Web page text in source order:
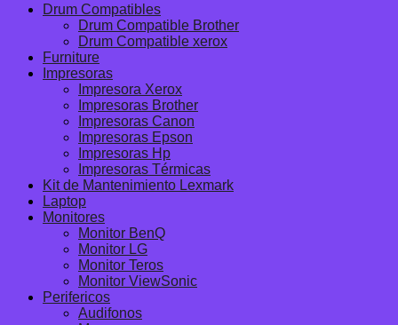
Drum Compatibles
Drum Compatible Brother
Drum Compatible xerox
Furniture
Impresoras
Impresora Xerox
Impresoras Brother
Impresoras Canon
Impresoras Epson
Impresoras Hp
Impresoras Térmicas
Kit de Mantenimiento Lexmark
Laptop
Monitores
Monitor BenQ
Monitor LG
Monitor Teros
Monitor ViewSonic
Perifericos
Audifonos